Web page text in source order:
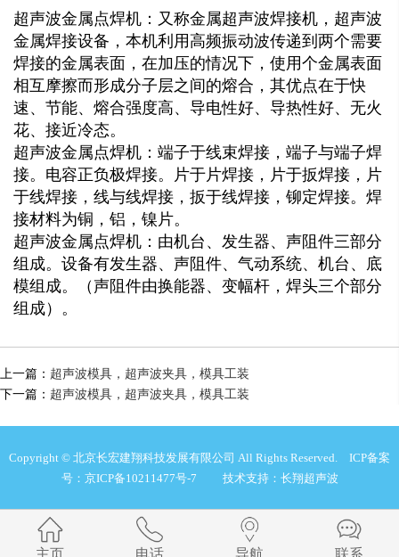
超声波金属点焊机：又称金属超声波焊接机，超声波
金属焊接设备，本机利用高频振动波传递到两个需要
焊接的金属表面，在加压的情况下，使用个金属表面
相互摩擦而形成分子层之间的熔合，其优点在于快
速、节能、熔合强度高、导电性好、导热性好、无火
花、接近冷态。
超声波金属点焊机：端子于线束焊接，端子与端子焊
接。电容正负极焊接。片于片焊接，片于扳焊接，片
于线焊接，线与线焊接，扳于线焊接，铆定焊接。焊
接材料为铜，铝，镍片。
超声波金属点焊机：由机台、发生器、声阻件三部分
组成。设备有发生器、声阻件、气动系统、机台、底
模组成。（声阻件由换能器、变幅杆，焊头三个部分
组成）。
上一篇： 超声波模具，超声波夹具，模具工装
下一篇： 超声波模具，超声波夹具，模具工装
Copyright © 北京长宏建翔科技发展有限公司 All Rights Reserved. ICP备案
号：京ICP备10211477号-7 技术支持：长翔超声波